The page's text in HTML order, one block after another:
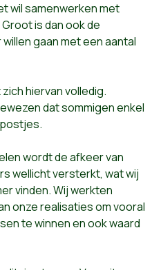
wil samenwerken met
is dan ook de
gaan met een aantal
hiervan volledig.
dat sommigen enkel
wordt de afkeer van
wellicht versterkt, wat wij
vinden. Wij werkten
onze realisaties om vooral
te winnen en ook waard